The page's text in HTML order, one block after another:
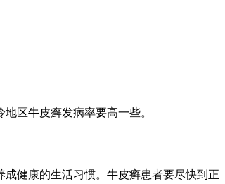
区牛皮癣发病率要高一些。
健康的生活习惯。牛皮癣患者要尽快到正